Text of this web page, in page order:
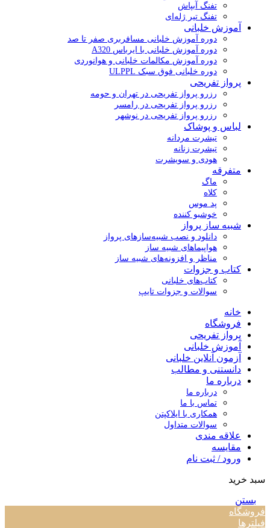
تفنگ آبپاش
تفنگ تیر ژله‌ای
آموزش خلبانی
دوره آموزش خلبانی مسافربری صفر تا صد
دوره آموزش خلبانی با ایرباس A320
دوره آموزش مکالمات خلبانی و هوانوردی
دوره خلبانی فوق سبک ULPPL
پرواز تفریحی
رزرو پرواز تفریحی در تهران و حومه
رزرو پرواز تفریحی در رامسر
رزرو پرواز تفریحی در نوشهر
لباس و پوشاک
تیشرت مردانه
تیشرت زنانه
هودی و سویشرت
متفرقه
ماگ
کلاه
پد موس
خوشبو کننده
شبیه ساز پرواز
دانلود و نصب شبیه‌سازهای پرواز
هواپیماهای شبیه ساز
مناظر و افزونه‌های شبیه ساز
کتاب و جزوات
کتاب‌های خلبانی
سوالات و جزوات تایپ
خانه
فروشگاه
پرواز تفریحی
آموزش خلبانی
آزمون آنلاین خلبانی
دانستنی و مطالب
درباره ما
درباره ما
تماس با ما
همکاری با ایلاکپتن
سوالات متداول
علاقه مندی
مقایسه
ورود / ثبت نام
سبد خرید
بستن
فروشگاه
فیلترها